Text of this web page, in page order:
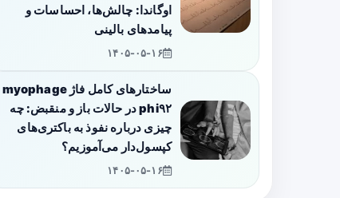
اوگاندا: چالش‌ها، احساسات و
پیامدهای بالینی
۱۴۰۵-۰۵-۱۶
ساختارهای کامل فاژ myophage
phi۹۲ در حالات باز و منقبض: چه
چیزی درباره نفوذ به باکتری‌های
کپسول‌دار می‌آموزیم؟
۱۴۰۵-۰۵-۱۶